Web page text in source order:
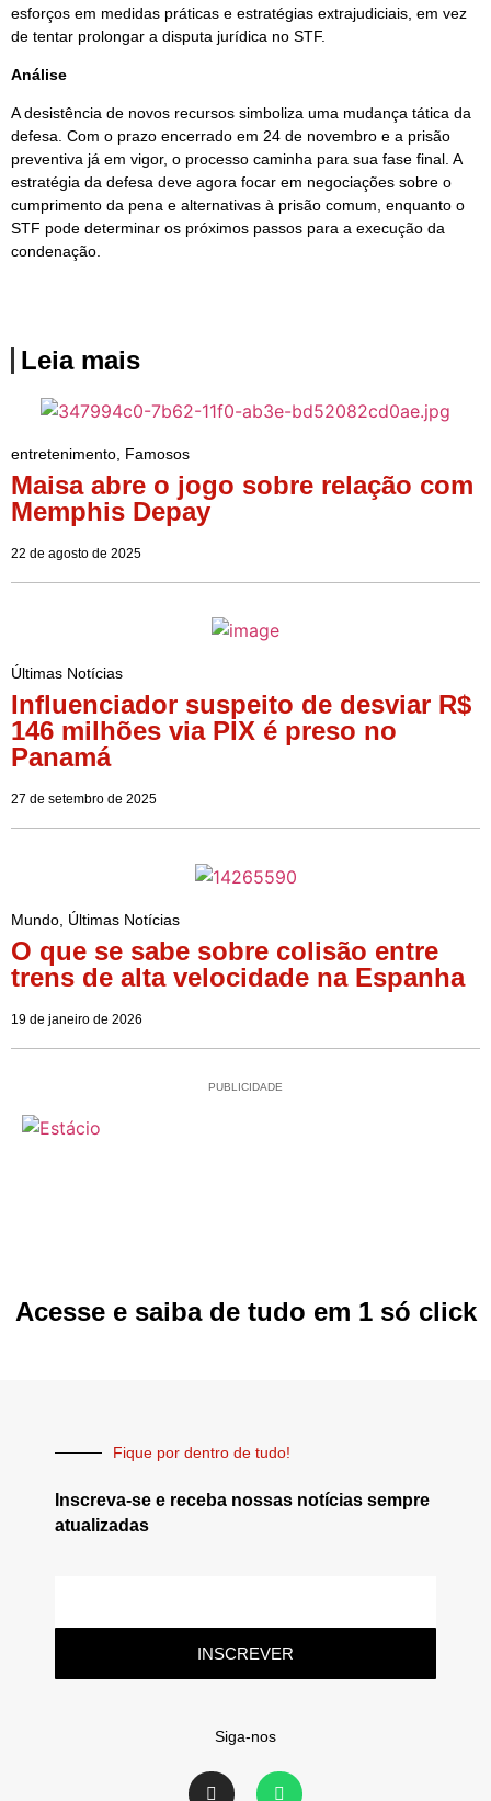
esforços em medidas práticas e estratégias extrajudiciais, em vez
de tentar prolongar a disputa jurídica no STF.
Análise
A desistência de novos recursos simboliza uma mudança tática da
defesa. Com o prazo encerrado em 24 de novembro e a prisão
preventiva já em vigor, o processo caminha para sua fase final. A
estratégia da defesa deve agora focar em negociações sobre o
cumprimento da pena e alternativas à prisão comum, enquanto o
STF pode determinar os próximos passos para a execução da
condenação.
Leia mais
entretenimento Famosos
Maisa abre o jogo sobre relação com
Memphis Depay
22 de agosto de 2025
Últimas Notícias
Influenciador suspeito de desviar R$
146 milhões via PIX é preso no
Panamá
27 de setembro de 2025
Mundo Últimas Notícias
O que se sabe sobre colisão entre
trens de alta velocidade na Espanha
19 de janeiro de 2026
PUBLICIDADE
Acesse e saiba de tudo em 1 só click
Fique por dentro de tudo!
Inscreva-se e receba nossas notícias sempre
atualizadas
INSCREVER
Siga-nos